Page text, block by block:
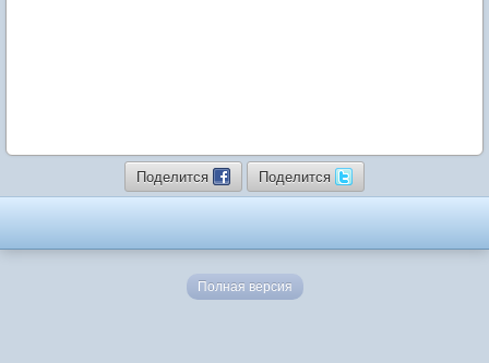
Поделится Поделится
Полная версия